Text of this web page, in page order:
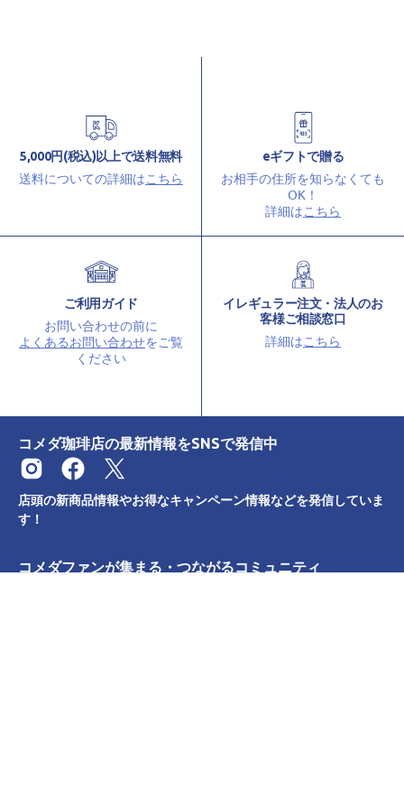
5,000円(税込)以上で送料無料
送料についての詳細はこちら
eギフトで贈る
お相手の住所を知らなくても
OK！
詳細はこちら
ご利用ガイド
お問い合わせの前に
よくあるお問い合わせをご覧
ください
イレギュラー注文・法人のお
客様ご相談窓口
詳細はこちら
コメダ珈琲店の最新情報をSNSで発信中
店頭の新商品情報やお得なキャンペーン情報などを発信していま
す！
コメダファンが集まる・つながるコミュニティ